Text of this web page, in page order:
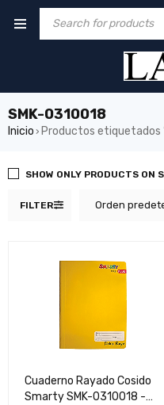
SMK-0310018
Inicio › Productos etiquetados
FILTER Orden
SHOW ONLY PRODUCTS ON
Cuaderno Rayado Cosido
Smarty SMK-0310018 -